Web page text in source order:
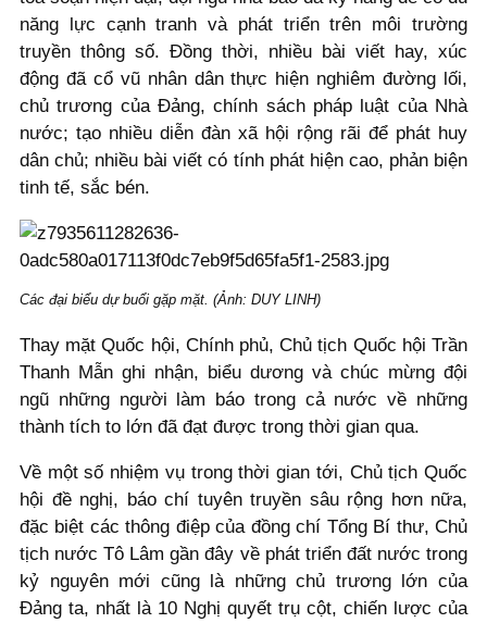
năng lực cạnh tranh và phát triển trên môi trường
truyền thông số. Đồng thời, nhiều bài viết hay, xúc
động đã cổ vũ nhân dân thực hiện nghiêm đường lối,
chủ trương của Đảng, chính sách pháp luật của Nhà
nước; tạo nhiều diễn đàn xã hội rộng rãi để phát huy
dân chủ; nhiều bài viết có tính phát hiện cao, phản biện
tinh tế, sắc bén.
Các đại biểu dự buổi gặp mặt. (Ảnh: DUY LINH)
Thay mặt Quốc hội, Chính phủ, Chủ tịch Quốc hội Trần
Thanh Mẫn ghi nhận, biểu dương và chúc mừng đội
ngũ những người làm báo trong cả nước về những
thành tích to lớn đã đạt được trong thời gian qua.
Về một số nhiệm vụ trong thời gian tới, Chủ tịch Quốc
hội đề nghị, báo chí tuyên truyền sâu rộng hơn nữa,
đặc biệt các thông điệp của đồng chí Tổng Bí thư, Chủ
tịch nước Tô Lâm gần đây về phát triển đất nước trong
kỷ nguyên mới cũng là những chủ trương lớn của
Đảng ta, nhất là 10 Nghị quyết trụ cột, chiến lược của